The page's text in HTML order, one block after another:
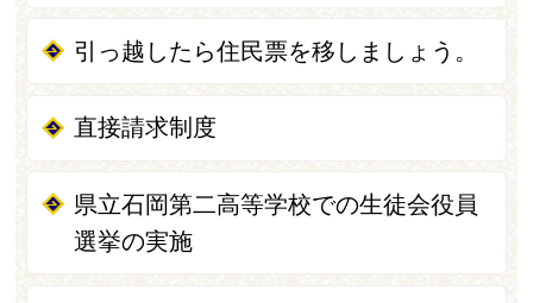
引っ越したら住民票を移しましょう。
直接請求制度
県立石岡第二高等学校での生徒会役員
選挙の実施